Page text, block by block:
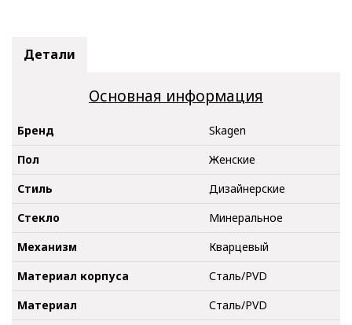
Детали
Основная информация
Бренд
Skagen
Пол
Женские
Стиль
Дизайнерские
Стекло
Минеральное
Механизм
Кварцевый
Материал корпуса
Сталь/PVD
Материал
Сталь/PVD